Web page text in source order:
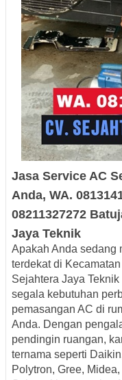
Jasa Service AC
Anda, WA.
08211327272
Jaya Teknik
Apakah Anda sedang
terdekat di
Sejahtera Jaya
segala kebutuhan
pemasangan AC di
Anda. Dengan
pendingin ruangan,
ternama seperti
Polytron, Gree,